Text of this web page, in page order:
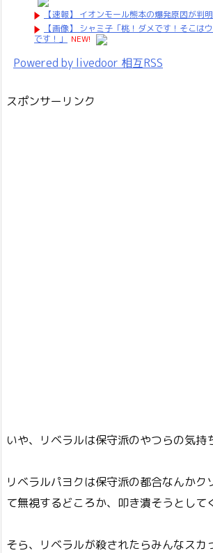
【速報】 イオンモール熊本の爆発原因が判明
【画像】 シャミ子「桃！ダメです！そこは
です！」
NEW!
Powered by livedoor 相互RSS
スポンサーリンク
いや、リベラルは保守派のやつらの気持
リベラルパヨクは保守派の都合なんかク
て無視するどころか、叩き潰そうとして
そら、リベラルが殺されたらみんなスカ